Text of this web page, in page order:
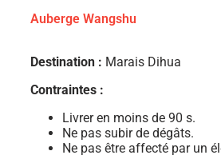
Auberge Wangshu
Destination : Marais Dihua
Contraintes :
Livrer en moins de 90 s.
Ne pas subir de dégâts.
Ne pas être affecté par un